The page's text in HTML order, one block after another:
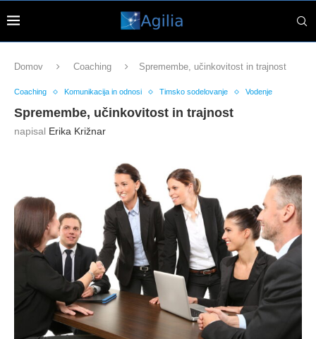
Domov Coaching Spremembe, učinkovitost in trajnost
Coaching Komunikacija in odnosi Timsko sodelovanje Vodenje
Spremembe, učinkovitost in trajnost
napisal Erika Križnar